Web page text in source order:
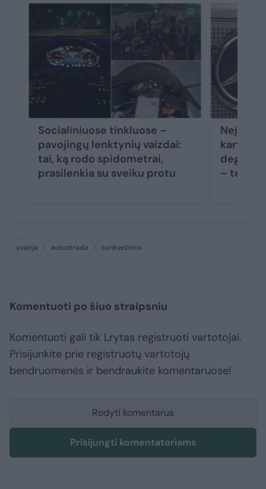
Socialiniuose tinkluose –
pavojingų lenktynių vaizdai:
tai, ką rodo spidometrai,
prasilenkia su sveiku protu
karto du
–
avarija autostrada sunkvežimis
Komentuoti po šiuo straipsniu
Komentuoti gali tik Lrytas registruoti vartotojai.
Prisijunkite prie registruotų vartotojų
bendruomenės ir bendraukite komentaruose!
Rodyti komentarus
Prisijungti komentatoriams